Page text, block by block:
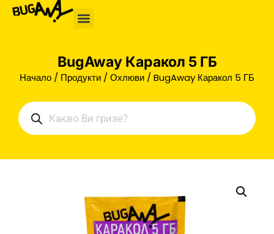
BugAway Каракол 5 ГБ
Начало / Продукти / Охлюви / BugAway Каракол 5 ГБ